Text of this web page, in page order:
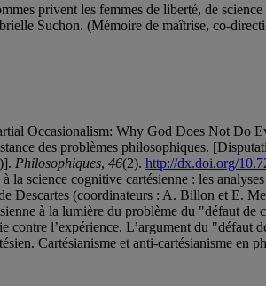
privent les femmes de liberté, de
Suchon. (Mémoire de maîtrise, co-
Occasionalism: Why God Does Not Do
des problèmes philosophiques.
Philosophiques, 46(2). http://dx.doi.org/
la science cognitive cartésienne : les
Descartes (coordinateurs : A. Billon et E.
à la lumière du problème du "défaut de
l’expérience. L’argument du "défaut
Cartésianisme et anti-cartésianisme en